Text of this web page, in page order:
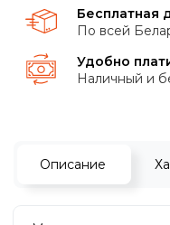
Бесплатная
По всей
Удобно
Наличный и
Описание